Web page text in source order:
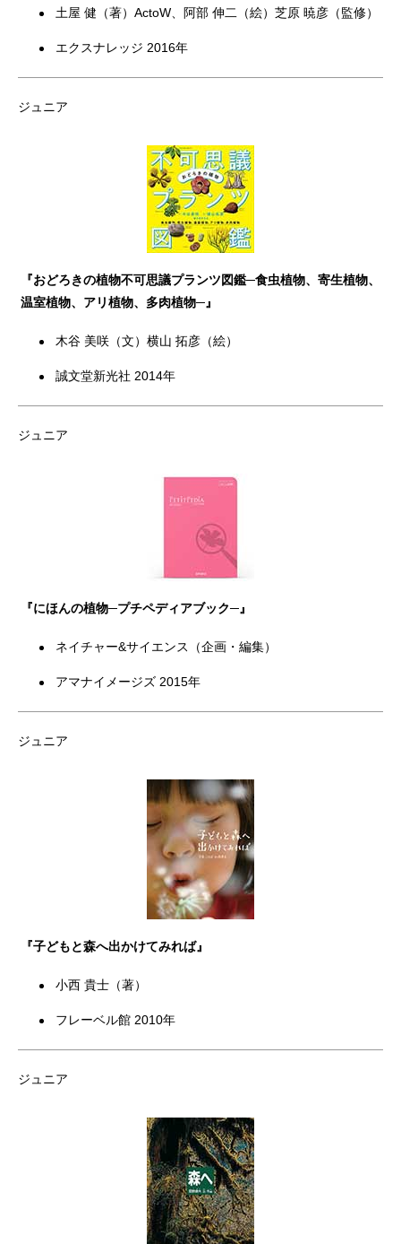
土屋 健（著）ActoW、阿部 伸二（絵）芝原 暁彦（監修）
エクスナレッジ 2016年
ジュニア
『おどろきの植物不可思議プランツ図鑑─食虫植物、寄生植物、
温室植物、アリ植物、多肉植物─』
木谷 美咲（文）横山 拓彦（絵）
誠文堂新光社 2014年
ジュニア
『にほんの植物─プチペディアブック─』
ネイチャー&サイエンス（企画・編集）
アマナイメージズ 2015年
ジュニア
『子どもと森へ出かけてみれば』
小西 貴士（著）
フレーベル館 2010年
ジュニア